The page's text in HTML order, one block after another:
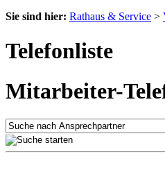
Sie sind hier: Rathaus & Service >
Telefonliste
Mitarbeiter-